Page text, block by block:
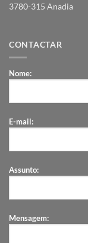
3780-315 Anadia
CONTACTAR
Nome:
E-mail:
Assunto:
Mensagem: